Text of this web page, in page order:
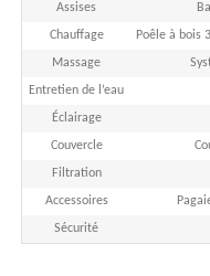
Assises
Chauffage Poêle à bois
Massage
Entretien de l’eau
Éclairage
Couvercle
Filtration
Accessoires
Sécurité